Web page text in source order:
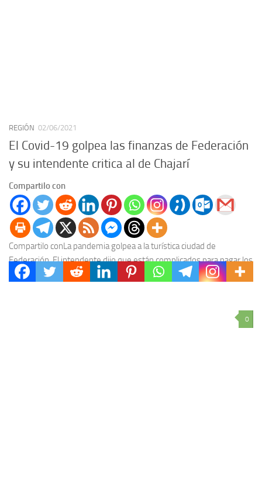
REGIÓN 02/06/2021
El Covid-19 golpea las finanzas de Federación
y su intendente critica al de Chajarí
Compartilo con
Compartilo conLa pandemia golpea a la turística ciudad de
Federación. El intendente dijo que están complicados para pagar los
sueldos. Además fue crítico de su...
0